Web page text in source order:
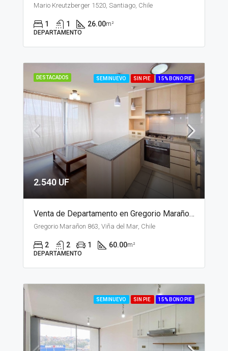
Mario Kreutzberger 1520, Santiago, Chile
1 1 26.00m²
DEPARTAMENTO
DESTACADOS SEMINUEVO SIN PIE 15% BONO PIE
2.540 UF
Venta de Departamento en Gregorio Marañon, Viña del Mar
Gregorio Marañon 863, Viña del Mar, Chile
2 2 1 60.00m²
DEPARTAMENTO
SEMINUEVO SIN PIE 15% BONO PIE